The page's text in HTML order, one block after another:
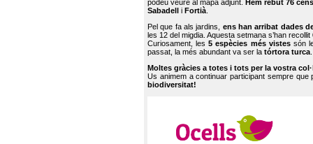
podeu veure al mapa adjunt. Hem rebut 76
Sabadell i Fortià
Pel que fa als jardins, ens han arribat dades
les 12 del migdia. Aquesta setmana s’han recollit
Curiosament, les5 espècies més vistessón
passat, la més abundant va ser la tórtora turca
Moltes gràcies a totes i tots per la vostra
Us animem a continuar participant sempre que
biodiversitat!